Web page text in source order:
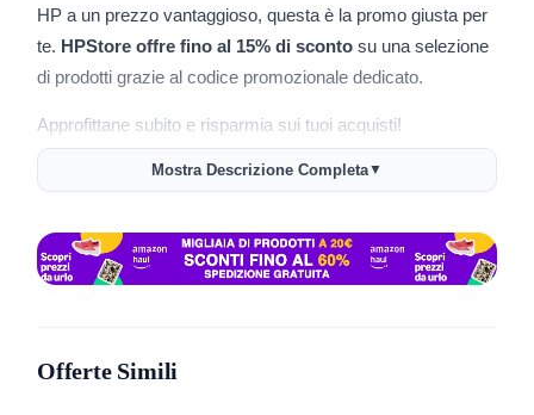
HP a un prezzo vantaggioso, questa è la promo giusta per
te. HPStore offre fino al 15% di sconto su una selezione
di prodotti grazie al codice promozionale dedicato.
Approfittane subito e risparmia sui tuoi acquisti!
Come ottenere lo sconto HPStore
passaggi:
Scegli i prodotti inclusi nella promozione
Mostra Descrizione Completa▼
Offerte Simili